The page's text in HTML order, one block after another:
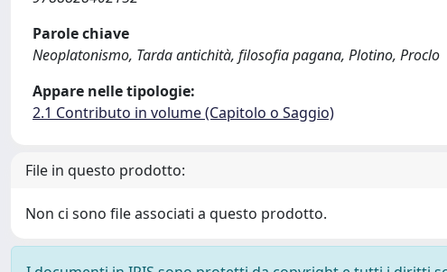
Parole chiave
Neoplatonismo, Tarda antichità, filosofia pagana, Plotino, Proclo
Appare nelle tipologie:
2.1 Contributo in volume (Capitolo o Saggio)
File in questo prodotto:
Non ci sono file associati a questo prodotto.